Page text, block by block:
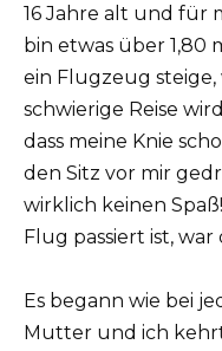
16 Jahre alt und für
bin etwas über 1,80
ein Flugzeug steige,
schwierige Reise
dass meine Knie
den Sitz vor mir
wirklich keinen
Flug passiert ist, war
Es begann wie bei
Mutter und ich